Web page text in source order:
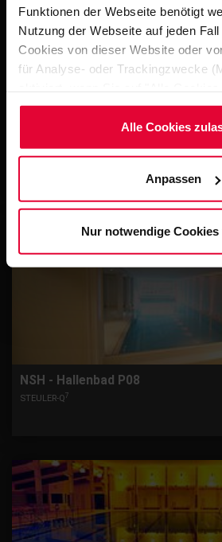
Funktionen der Webseite benötigt
Nutzung der Webseite auf jeden
Cookies von dieser Website oder
für Analyse- oder Trackingzwecke
Möchten Sie dies nicht, klicken Sie
notwendige Cookies verwenden".
(einschließlich der Möglichkeit, die
Cookie-Hinweis(Link im
derDatenschutzerklärung.
Alle Cookies
Anpassen
Nur notwendige
STEULER-Q7
NSH - Hallenbad P08
STEULER-Q7